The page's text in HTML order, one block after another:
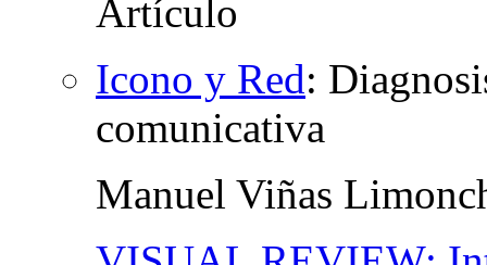
Icono y Red:
comunicativa
Manuel Viñas